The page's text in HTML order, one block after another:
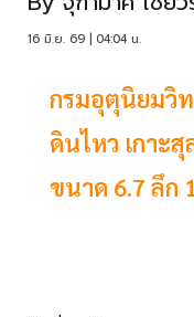
16 มิ.ย. 69 | 04:04 น.
กรมอุตุนิยมวิท
ดินไหว เกาะ
ขนาด 6.7 ลึก